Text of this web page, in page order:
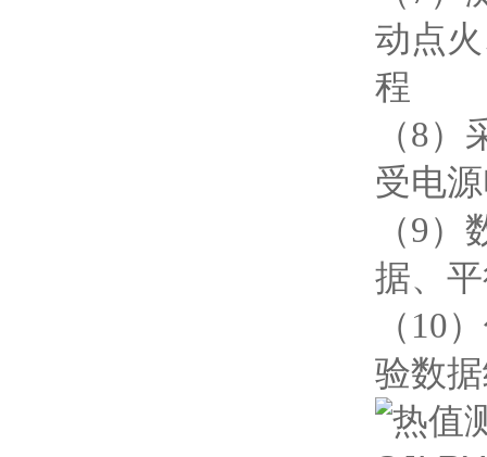
动点
程
（8
受电
（9
据、
（10
验数